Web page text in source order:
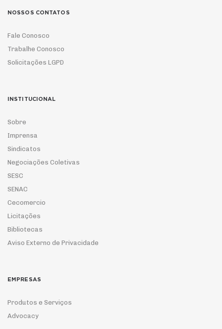
NOSSOS CONTATOS
Fale Conosco
Trabalhe Conosco
Solicitações LGPD
INSTITUCIONAL
Sobre
Imprensa
Sindicatos
Negociações Coletivas
SESC
SENAC
Cecomercio
Licitações
Bibliotecas
Aviso Externo de Privacidade
EMPRESAS
Produtos e Serviços
Advocacy